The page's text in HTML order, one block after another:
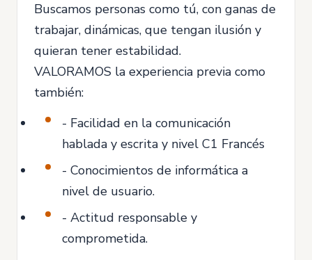
Buscamos personas como tú, con ganas de
trabajar, dinámicas, que tengan ilusión y
quieran tener estabilidad.
VALORAMOS la experiencia previa como
también:
- Facilidad en la comunicación
hablada y escrita y nivel C1 Francés
- Conocimientos de informática a
nivel de usuario.
- Actitud responsable y
comprometida.